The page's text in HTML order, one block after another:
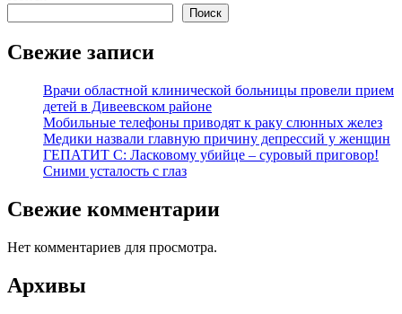
Поиск
Свежие записи
Врачи областной клинической больницы провели прием
детей в Дивеевском районе
Мобильные телефоны приводят к раку слюнных желез
Медики назвали главную причину депрессий у женщин
ГЕПАТИТ С: Ласковому убийце – суровый приговор!
Сними усталость с глаз
Свежие комментарии
Нет комментариев для просмотра.
Архивы